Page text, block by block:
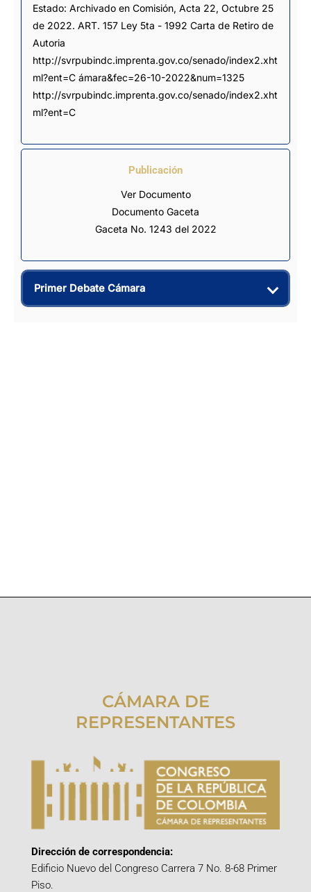
Estado: Archivado en Comisión, Acta 22, Octubre 25
de 2022. ART. 157 Ley 5ta - 1992 Carta de Retiro de
Autoria
http://svrpubindc.imprenta.gov.co/senado/index2.xht
ml?ent=C ámara&fec=26-10-2022&num=1325
http://svrpubindc.imprenta.gov.co/senado/index2.xht
ml?ent=C
Publicación
Ver Documento
Documento Gaceta
Gaceta No. 1243 del 2022
Primer Debate Cámara
CÁMARA DE
REPRESENTANTES
Dirección de correspondencia:
Edificio Nuevo del Congreso Carrera 7 No. 8-68 Primer
Piso.